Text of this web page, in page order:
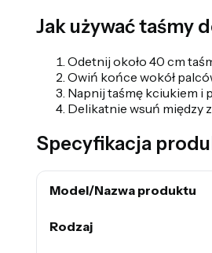
Jak używać taśmy
Odetnij około 40 cm
Owiń końce wokół
Napnij taśmę kciukiem i
Delikatnie wsuń między
Specyfikacja
Model/Nazwa produktu
Rodzaj